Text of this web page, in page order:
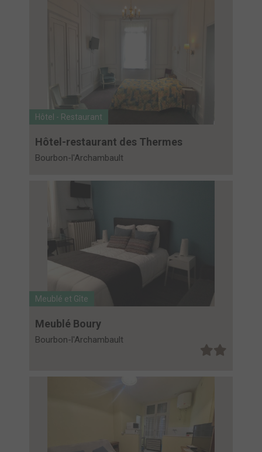
Hôtel - Restaurant
Hôtel-restaurant des Thermes
Bourbon-l'Archambault
Meublé et Gîte
Meublé Boury
Bourbon-l'Archambault